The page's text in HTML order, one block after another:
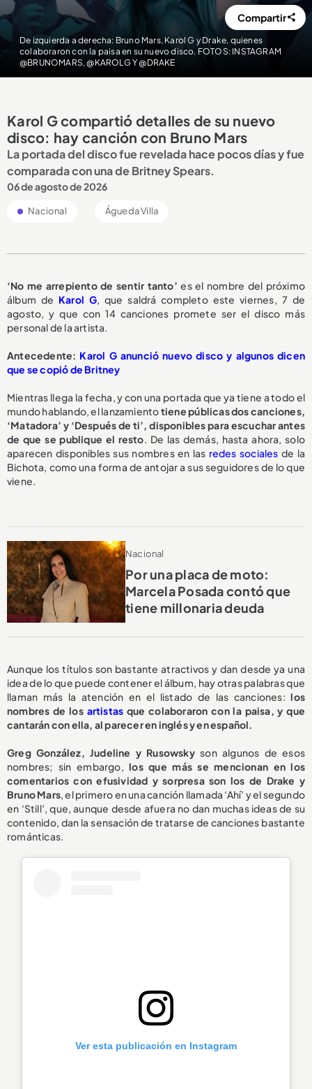
De izquierda a derecha: Bruno Mars, Karol G y Drake, quienes
colaboraron con la paisa en su nuevo disco. FOTOS: INSTAGRAM
@BRUNOMARS, @KAROLG Y @DRAKE
Compartir
Karol G compartió detalles de su nuevo
disco: hay canción con Bruno Mars
La portada del disco fue revelada hace pocos días y fue
comparada con una de Britney Spears.
06 de agosto de 2026
Nacional Águeda Villa
‘No me arrepiento de sentir tanto’ es el nombre del próximo
álbum de Karol G, que saldrá completo este viernes, 7 de
agosto, y que con 14 canciones promete ser el disco más
personal de la artista.
Antecedente: Karol G anunció nuevo disco y algunos dicen
que se copió de Britney
Mientras llega la fecha, y con una portada que ya tiene a todo el
mundo hablando, el lanzamientotiene públicas dos canciones,
‘Matadora’ y ‘Después de ti’, disponibles para escuchar antes
de que se publique el resto. De las demás, hasta ahora, solo
aparecen disponibles sus nombres en las redes sociales de la
Bichota, como una forma de antojar a sus seguidores de lo que
viene.
Nacional
Por una placa de moto:
Marcela Posada contó que
tiene millonaria deuda
Aunque los títulos son bastante atractivos y dan desde ya una
idea de lo que puede contener el álbum, hay otras palabras que
llaman más la atención en el listado de las canciones:los
nombres de los artistas que colaboraron con la paisa, y que
cantarán con ella, al parecer en inglés y en español.
Greg González, Judeline y Rusowskyson algunos de esos
nombres; sin embargo,los que más se mencionan en los
comentarios con efusividad y sorpresa son los de Drake y
Bruno Mars, el primero en una canción llamada ‘Ahí’ y el segundo
en ‘Still’, que, aunque desde afuera no dan muchas ideas de su
contenido, dan la sensación de tratarse de canciones bastante
románticas.
Ver esta publicación en Instagram